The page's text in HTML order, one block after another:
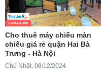
Cho thuê máy chiếu màn
chiếu giá rẻ quận Hai Bà
Trưng - Hà Nội
Chủ Nhật, 08/12/2024